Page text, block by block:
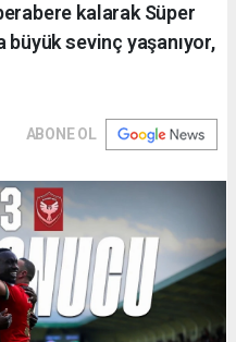
kalarak Süper
büyük sevinç yaşanıyor,
ABONE OL